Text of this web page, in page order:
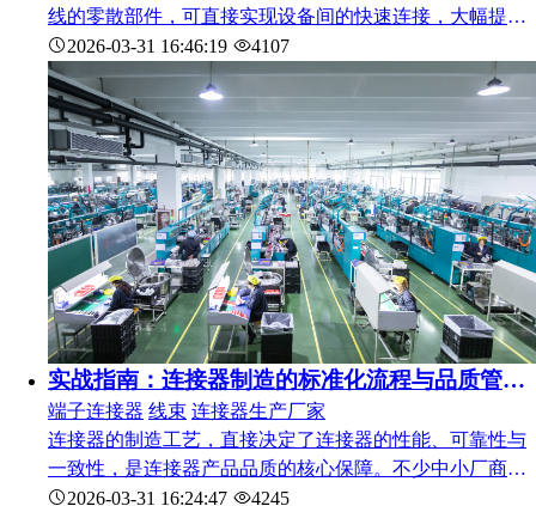
线的零散部件，可直接实现设备间的快速连接，大幅提升
装配效率与连接可靠性，是工业自动化、新能源、机器人
等领域的主流连接方案。下面结合电子谷电缆组件在某AG
V项目中的落地案例，拆解电缆组件的核心概念、关键参
数、性能影响因素与优化建议，为B端用户提供选型参
考。
2026-03-31 16:46:19 4107
实战指南：连接器制造的标准化流程与品质管控技巧
端子连接器 线束 连接器生产厂家
连接器的制造工艺，直接决定了连接器的性能、可靠性与
一致性，是连接器产品品质的核心保障。不少中小厂商在
连接器制造过程中，容易忽略工艺规范，导致产品故障率
2026-03-31 16:24:47 4245